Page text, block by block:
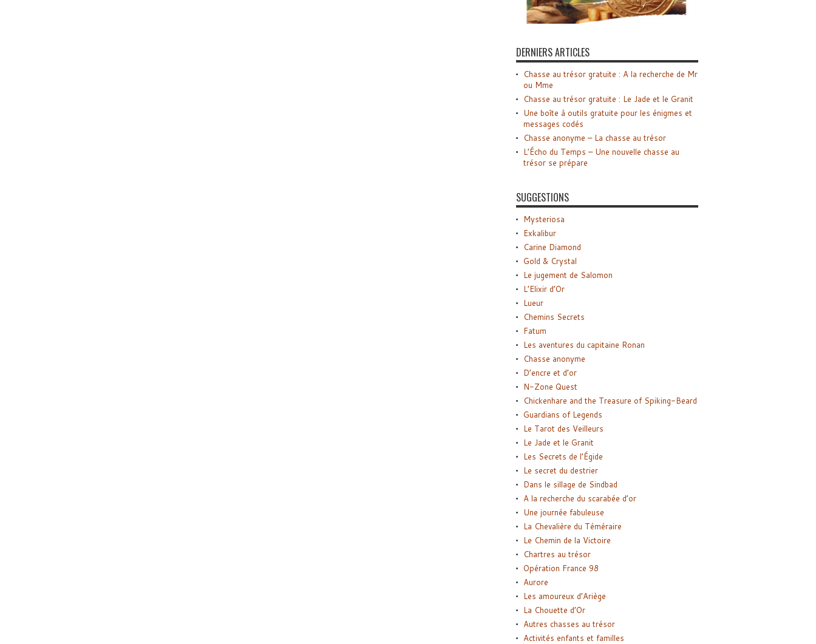
DERNIERS ARTICLES
Chasse au trésor gratuite : A la recherche de Mr
ou Mme
Chasse au trésor gratuite : Le Jade et le Granit
Une boîte à outils gratuite pour les énigmes et
messages codés
Chasse anonyme – La chasse au trésor
L’Écho du Temps – Une nouvelle chasse au
trésor se prépare
SUGGESTIONS
Mysteriosa
Exkalibur
Carine Diamond
Gold & Crystal
Le jugement de Salomon
L’Elixir d’Or
Lueur
Chemins Secrets
Fatum
Les aventures du capitaine Ronan
Chasse anonyme
D’encre et d’or
N-Zone Quest
Chickenhare and the Treasure of Spiking-Beard
Guardians of Legends
Le Tarot des Veilleurs
Le Jade et le Granit
Les Secrets de l’Égide
Le secret du destrier
Dans le sillage de Sindbad
A la recherche du scarabée d’or
Une journée fabuleuse
La Chevalière du Téméraire
Le Chemin de la Victoire
Chartres au trésor
Opération France 98
Aurore
Les amoureux d’Ariège
La Chouette d’Or
Autres chasses au trésor
Activités enfants et familles